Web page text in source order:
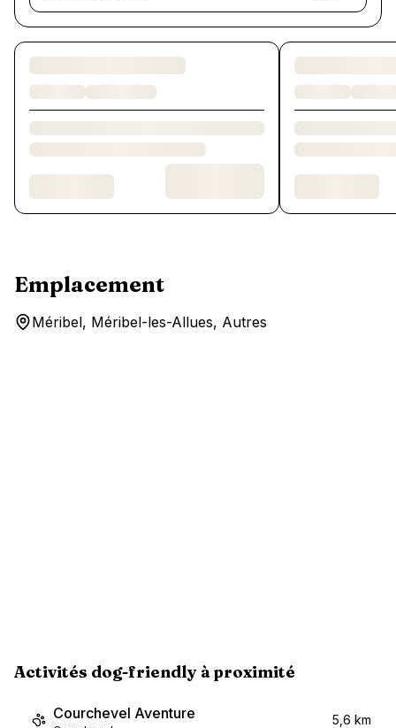
Chargement des chambres et des formules…
Emplacement
Méribel, Méribel-les-Allues, Autres
Activités dog-friendly à proximité
Courchevel Aventure 5,6 km